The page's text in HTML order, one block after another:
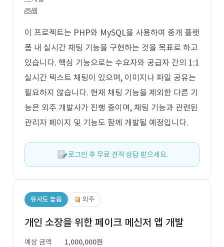
웹
이 프로젝트는 PHP와 MySQL을 사용하여 중개 플랫
폼 내 실시간 채팅 기능을 구현하는 것을 목표로 하고
있습니다. 핵심 기능으로는 수요자와 공급자 간의 1:1
실시간 텍스트 채팅이 있으며, 이미지나 파일 공유는
필요하지 않습니다. 현재 채팅 기능을 제외한 다른 기
능은 외주 개발사가 진행 중이며, 채팅 기능과 관련된
관리자 페이지 및 기능도 함께 개발될 예정입니다.
로그인 후 무료 견적 상담 받으세요.
유사도 높음 외주
개인 소장을 위한 페이크 메신저 앱 개발
예상 금액
1,000,000원